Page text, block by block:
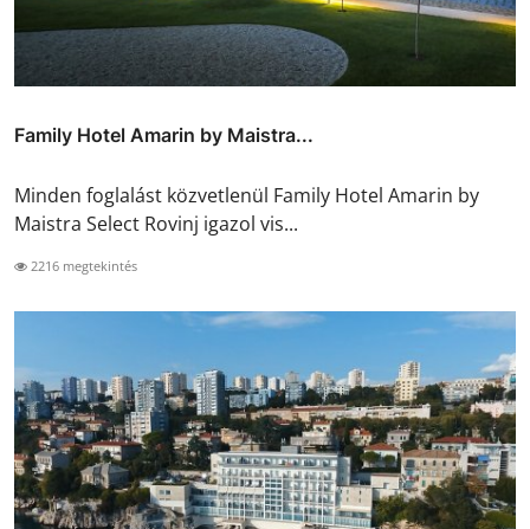
Family Hotel Amarin by Maistra...
Minden foglalást közvetlenül Family Hotel Amarin by
Maistra Select Rovinj igazol vis...
2216 megtekintés